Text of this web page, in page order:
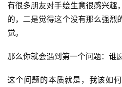
有很多朋友对手绘生意很感兴趣
的，二是觉得这个没有那么强烈
觉。
那么你就会遇到第一个问题：谁
这个问题的本质就是，我该如